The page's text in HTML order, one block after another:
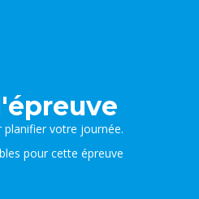
planifier votre journée.
pour cette épreuve